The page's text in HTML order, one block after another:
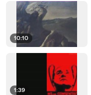
10:10
1:39